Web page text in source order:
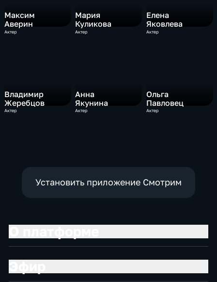
Максим
Аверин
Актер
Мария
Куликова
Актер
Елена
Яковлева
Актер
Владимир
Жеребцов
Актер
Анна
Якунина
Актер
Ольга
Павловец
Актер
Установить приложение Смотрим